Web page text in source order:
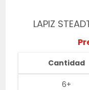
LAPIZ
Cantidad
6+